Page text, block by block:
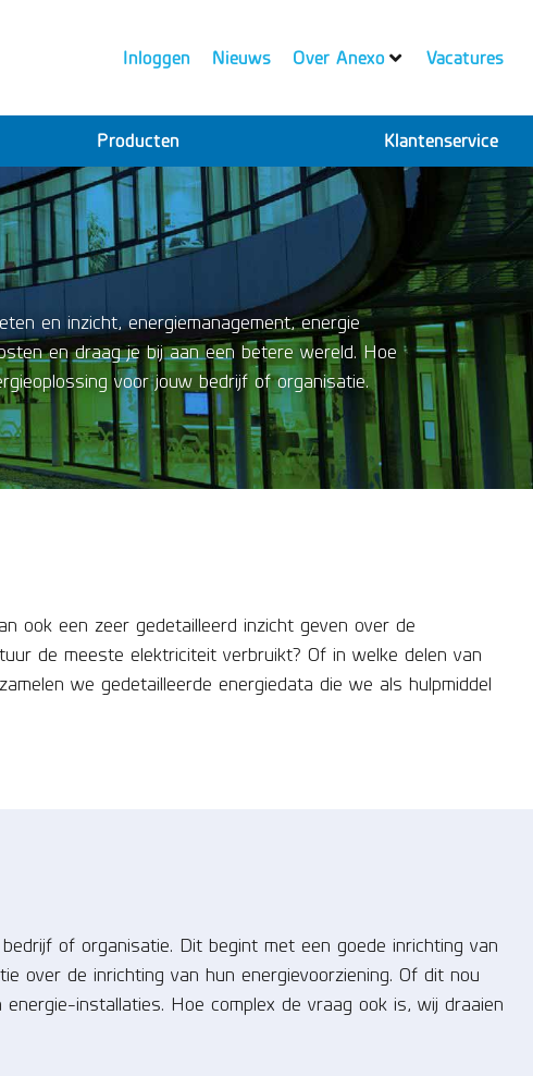
Inloggen Nieuws Over Anexo Vacatures
Producten Klantenservice
en inzicht, energiemanagement, energie
en draag je bij aan een betere wereld. Hoe
voor jouw bedrijf of organisatie.
ook een zeer gedetailleerd inzicht geven over de
de meeste elektriciteit verbruikt? Of in welke delen van
we gedetailleerde energiedata die we als hulpmiddel
of organisatie. Dit begint met een goede inrichting van
over de inrichting van hun energievoorziening. Of dit nou
installaties. Hoe complex de vraag ook is, wij draaien